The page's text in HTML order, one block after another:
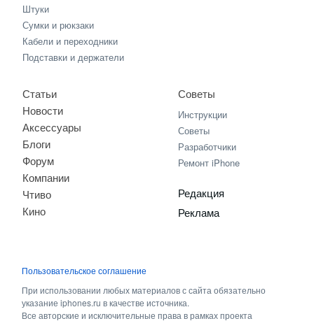
Штуки
Сумки и рюкзаки
Кабели и переходники
Подставки и держатели
Статьи
Новости
Аксессуары
Блоги
Форум
Компании
Чтиво
Кино
Советы
Инструкции
Советы
Разработчики
Ремонт iPhone
Редакция
Реклама
Пользовательское соглашение
При использовании любых материалов с сайта обязательно
указание iphones.ru в качестве источника.
Все авторские и исключительные права в рамках проекта